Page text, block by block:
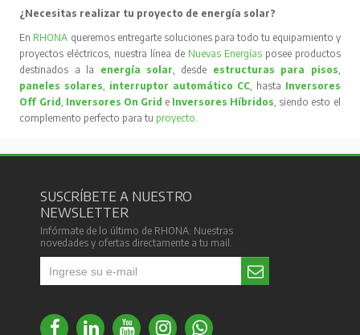
¿Necesitas realizar tu proyecto de energía solar?
En RHONA queremos entregarte soluciones para todo tu equipamiento y
proyectos eléctricos, nuestra línea de Nuevas Energíasposee productos
destinados a la energía solar , desde estructuras para pisos
paneles solares
interruptor automático CC, hasta Inversores
Off Grid Inversores On Grid e Inversores Híbridos , siendo esto el
complemento perfecto para tu proyecto
SUSCRÍBETE A NUESTRO
NEWSLETTER
Infórmate de lo último de RHONA. Nuestras
novedades y ofertas directamente a tu mail.